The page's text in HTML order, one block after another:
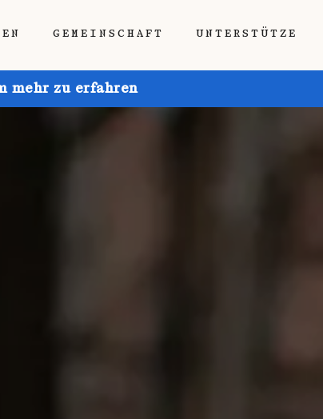
GEMEINSCHAFT UNTERSTÜTZE
mehr zu erfahren